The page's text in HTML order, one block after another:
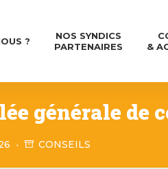
?
NOS SYNDICS
PARTENAIRES
&
générale de
CONSEILS